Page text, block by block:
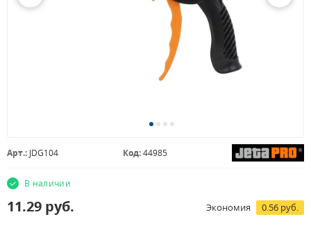
Арт.: JDG104 Код:44985
В наличии
11.29 руб. Экономия 0.56 руб.